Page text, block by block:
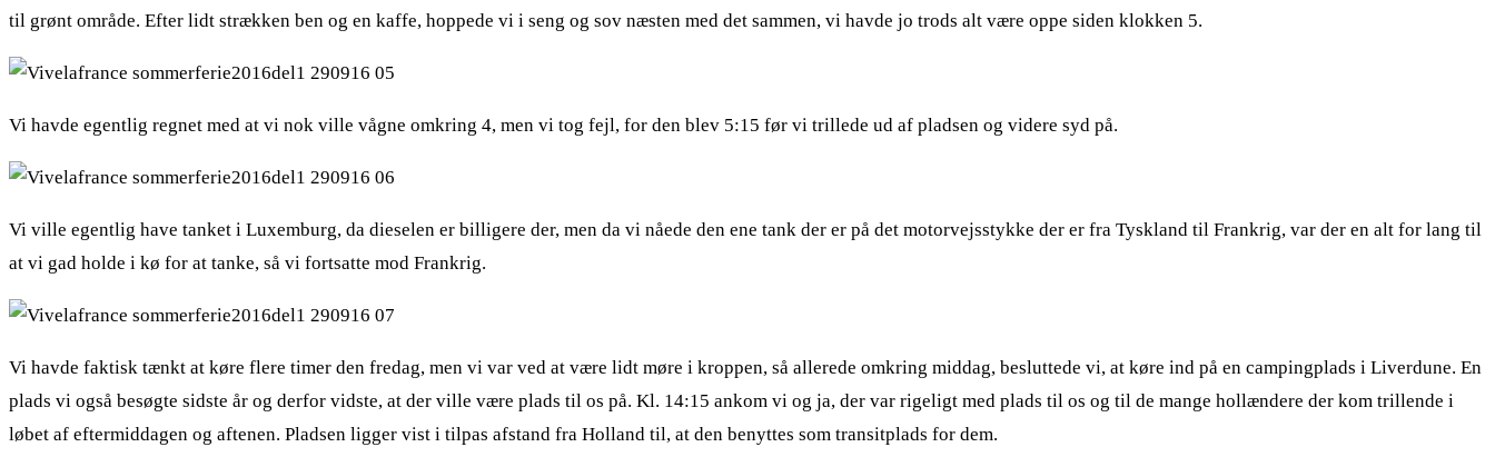
til grønt område. Efter lidt strækken ben og en kaffe, hoppede vi i seng og sov næsten med det sammen, vi havde jo trods alt være oppe siden klokken 5.
Vi havde egentlig regnet med at vi nok ville vågne omkring 4, men vi tog fejl, for den blev 5:15 før vi trillede ud af pladsen og videre syd på.
Vi ville egentlig have tanket i Luxemburg, da dieselen er billigere der, men da vi nåede den ene tank der er på det motorvejsstykke der er fra Tyskland til Frankrig, var der en alt for lang til
at vi gad holde i kø for at tanke, så vi fortsatte mod Frankrig.
Vi havde faktisk tænkt at køre flere timer den fredag, men vi var ved at være lidt møre i kroppen, så allerede omkring middag, besluttede vi, at køre ind på en campingplads i Liverdune. En
plads vi også besøgte sidste år og derfor vidste, at der ville være plads til os på. Kl. 14:15 ankom vi og ja, der var rigeligt med plads til os og til de mange hollændere der kom trillende i
løbet af eftermiddagen og aftenen. Pladsen ligger vist i tilpas afstand fra Holland til, at den benyttes som transitplads for dem.